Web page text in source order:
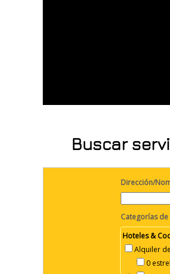
Buscar
Dirección/
Categorías
Hoteles &
Alquiler
0